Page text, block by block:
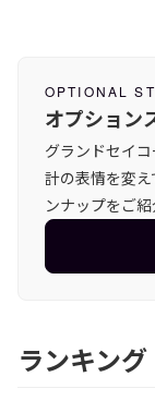
OPTIONAL
オプション
グランドセイ
計の表情を変
ンナップをご紹
ランキング